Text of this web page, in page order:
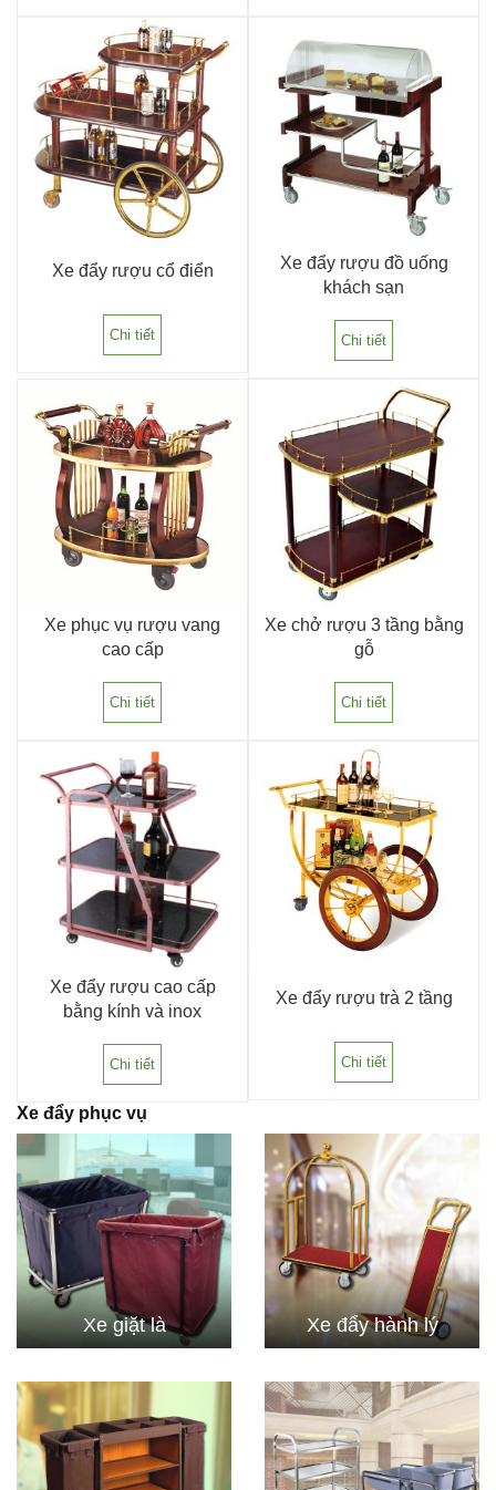
Xe đẩy rượu cổ điển
Chi tiết
Xe đẩy rượu đồ uống
khách sạn
Chi tiết
Xe phục vụ rượu vang
cao cấp
Chi tiết
Xe chở rượu 3 tầng bằng
gỗ
Chi tiết
Xe đẩy rượu cao cấp
bằng kính và inox
Chi tiết
Xe đẩy rượu trà 2 tầng
Chi tiết
Xe đẩy phục vụ
Xe giặt là Xe đẩy hành lý